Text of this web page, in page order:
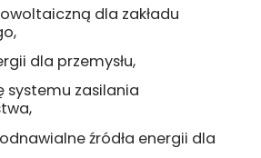
dla zakładu
dla przemysłu,
systemu zasilania
źródła energii dla